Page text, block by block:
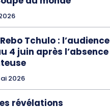
Tchulo : l’audience
4 juin après l’absence
2026
révélations